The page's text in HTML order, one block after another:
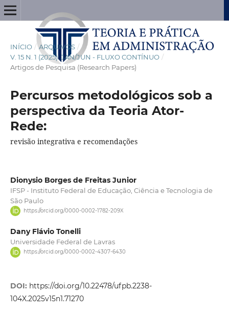
INÍCIO / ARQUIVOS /
V. 15 N. 1 (2025): JAN/JUN - FLUXO CONTÍNUO /
Artigos de Pesquisa (Research Papers)
Percursos metodológicos sob a
perspectiva da Teoria Ator-
Rede:
revisão integrativa e recomendações
Dionysio Borges de Freitas Junior
IFSP - Instituto Federal de Educação, Ciência e Tecnologia de
São Paulo
https://orcid.org/0000-0002-1782-209X
Dany Flávio Tonelli
Universidade Federal de Lavras
https://orcid.org/0000-0002-4307-6430
DOI: https://doi.org/10.22478/ufpb.2238-
104X.2025v15n1.71270